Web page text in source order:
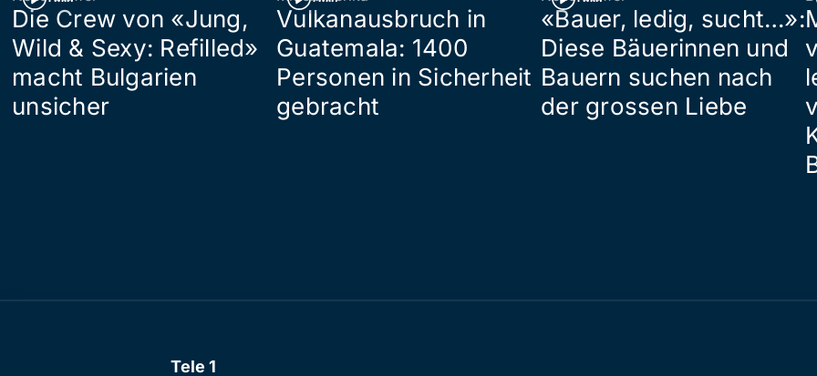
Die Crew von «Jung,
Wild & Sexy: Refilled»
macht Bulgarien
unsicher
Vulkanausbruch in
Guatemala: 1400
Personen in Sicherheit
gebracht
«Bauer, ledig, sucht…»:
Diese Bäuerinnen und
Bauern suchen nach
der grossen Liebe
Tele 1